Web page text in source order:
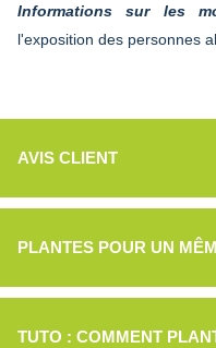
Informations sur les
l'exposition des personnes
AVIS CLIENT
PLANTES POUR UN
TUTO : COMMENT